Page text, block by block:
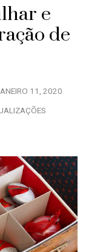
e
de
11, 2020